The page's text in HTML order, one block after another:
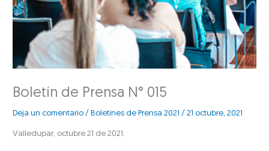
Boletín de Prensa N° 015
Deja un comentario / Boletines de Prensa 2021 /21 octubre, 2021
Valledupar, octubre 21 de 2021.